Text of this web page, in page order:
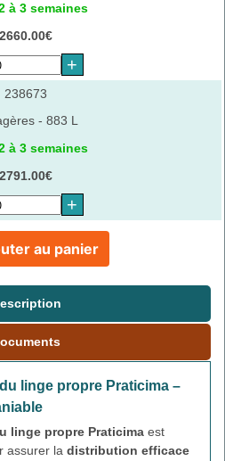
à 3 semaines
2660.00€
+
238673
- 883 L
à 3 semaines
2791.00€
+
au panier
linge propre Praticima –
linge propre Praticima est
assurer la distribution efficace